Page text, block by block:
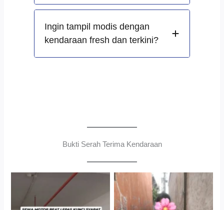
Ingin tampil modis dengan
kendaraan fresh dan terkini?
Bukti Serah Terima Kendaraan